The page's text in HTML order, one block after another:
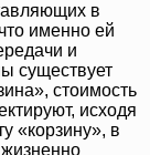
в
именно ей
и
существует
стоимость
исходя
«корзину», в